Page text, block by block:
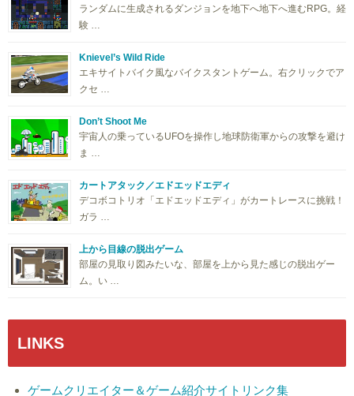
ランダムに生成されるダンジョンを地下へ地下へ進むRPG。経
験 …
Knievel’s Wild Ride
エキサイトバイク風なバイクスタントゲーム。右クリックでア
クセ …
Don’t Shoot Me
宇宙人の乗っているUFOを操作し地球防衛軍からの攻撃を避け
ま …
カートアタック／エドエッドエディ
デコボコトリオ「エドエッドエディ」がカートレースに挑戦！
ガラ …
上から目線の脱出ゲーム
部屋の見取り図みたいな、部屋を上から見た感じの脱出ゲー
ム。い …
LINKS
ゲームクリエイター＆ゲーム紹介サイトリンク集